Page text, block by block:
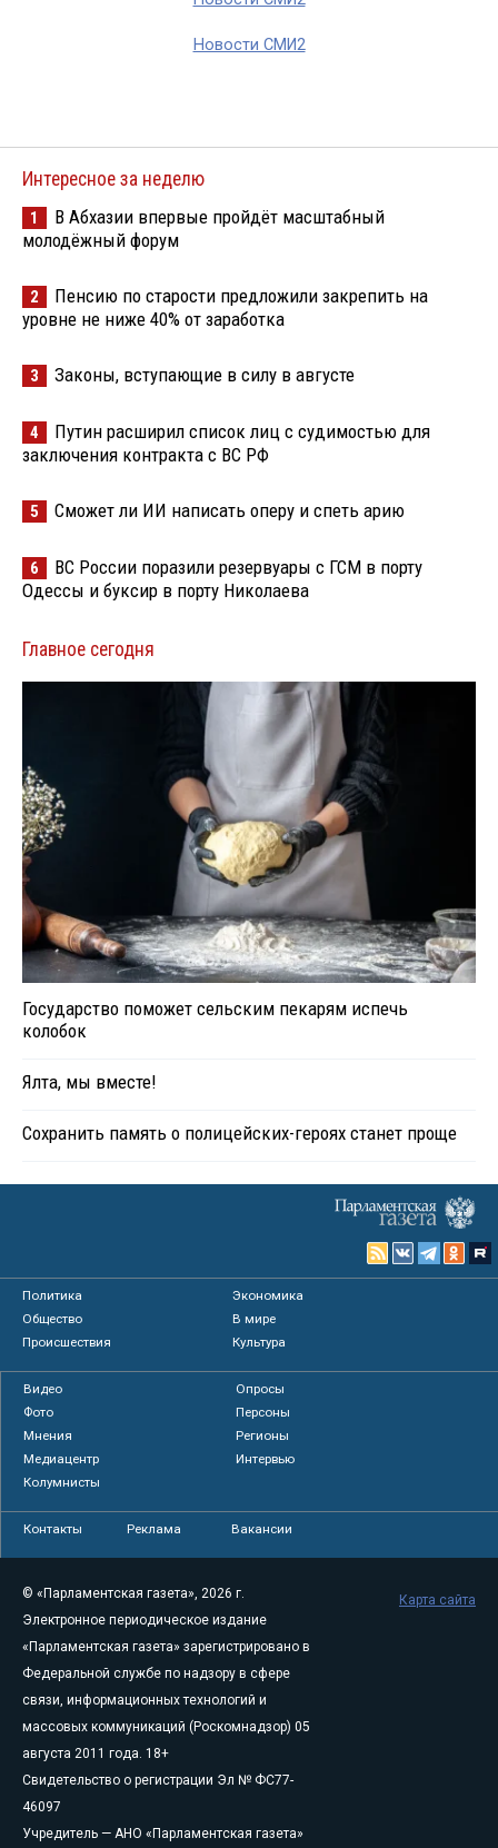
Новости СМИ2
Интересное за неделю
1
В Абхазии впервые пройдёт масштабный
молодёжный форум
2
Пенсию по старости предложили закрепить на
уровне не ниже 40% от заработка
3 Законы, вступающие в силу в августе
4
Путин расширил список лиц с судимостью для
заключения контракта с ВС РФ
5 Сможет ли ИИ написать оперу и спеть арию
6
ВС России поразили резервуары с ГСМ в порту
Одессы и буксир в порту Николаева
Главное сегодня
Государство поможет сельским пекарям испечь
колобок
Ялта, мы вместе!
Сохранить память о полицейских-героях станет проще
Политика
Экономика
Общество
В мире
Происшествия
Культура
Видео
Опросы
Фото
Персоны
Мнения
Регионы
Медиацентр
Интервью
Колумнисты
Контакты Реклама Вакансии
© «Парламентская газета», 2026 г.
Электронное периодическое издание
«Парламентская газета» зарегистрировано в
Федеральной службе по надзору в сфере
связи, информационных технологий и
массовых коммуникаций (Роскомнадзор) 05
августа 2011 года. 18+
Свидетельство о регистрации Эл № ФС77-
46097
Учредитель — АНО «Парламентская газета»
Карта сайта